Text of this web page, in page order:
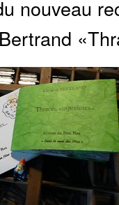
nouveau